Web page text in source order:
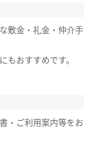
敷金・礼金・仲介手
もおすすめです。
・ご利用案内等をお